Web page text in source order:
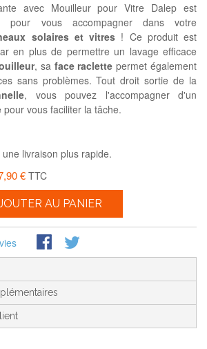
avec Mouilleur pour Vitre Dalep est
pour vous accompagner dans votre
solaires et vitres ! Ce produit est
en plus de permettre un lavage efficace
, sa face raclette permet également
sans problèmes. Tout droit sortie de la
, vous pouvez l'accompagner d'un
vous faciliter la tâche.
livraison plus rapide.
€ TTC
AU PANIER